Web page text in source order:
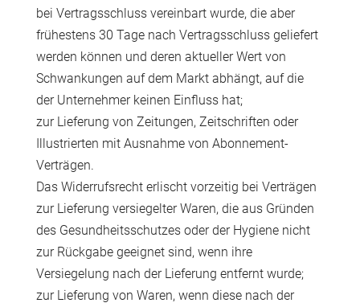
bei Vertragsschluss vereinbart wurde, die aber
frühestens 30 Tage nach Vertragsschluss geliefert
werden können und deren aktueller Wert von
Schwankungen auf dem Markt abhängt, auf die
der Unternehmer keinen Einfluss hat;
zur Lieferung von Zeitungen, Zeitschriften oder
Illustrierten mit Ausnahme von Abonnement-
Verträgen.
Das Widerrufsrecht erlischt vorzeitig bei Verträgen
zur Lieferung versiegelter Waren, die aus Gründen
des Gesundheitsschutzes oder der Hygiene nicht
zur Rückgabe geeignet sind, wenn ihre
Versiegelung nach der Lieferung entfernt wurde;
zur Lieferung von Waren, wenn diese nach der